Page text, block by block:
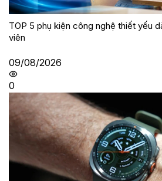
TOP 5 phụ kiện công nghệ thiết yếu
viên
09/08/2026
0